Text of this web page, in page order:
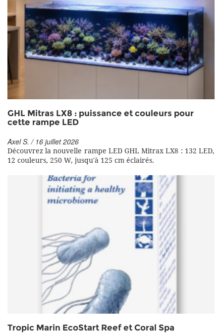
GHL Mitras LX8 : puissance et couleurs pour
cette rampe LED
Axel S. / 16 juillet 2026
Découvrez la nouvelle rampe LED GHL Mitrax LX8 : 132 LED,
12 couleurs, 250 W, jusqu'à 125 cm éclairés.
Tropic Marin EcoStart Reef et Coral Spa